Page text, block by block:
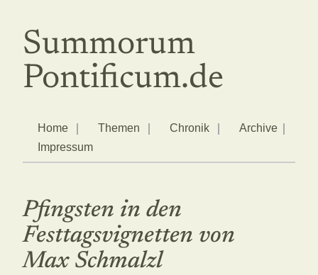
Summorum
Pontificum.de
Home Themen Chronik
Archive
Impressum
Pfingsten in den
Festtagsvignetten von
Max Schmalzl